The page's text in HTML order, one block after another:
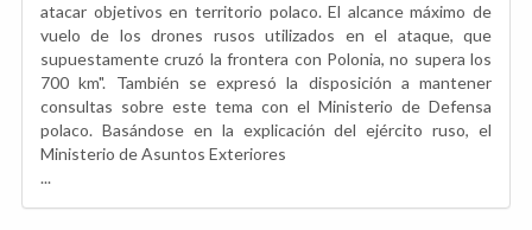
atacar objetivos en territorio polaco. El alcance máximo de
vuelo de los drones rusos utilizados en el ataque, que
supuestamente cruzó la frontera con Polonia, no supera los
700 km". También se expresó la disposición a mantener
consultas sobre este tema con el Ministerio de Defensa
polaco. Basándose en la explicación del ejército ruso, el
Ministerio de Asuntos Exteriores
...